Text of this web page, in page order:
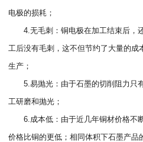
电极的损耗；
4.无毛刺：铜电极在加工结束后，
工后没有毛刺，这不但节约了大量的
生产；
5.易抛光：由于石墨的切削阻力只
工研磨和抛光；
6.成本低：由于近几年铜材价格不
价格比铜的更低；相同体积下石墨产品